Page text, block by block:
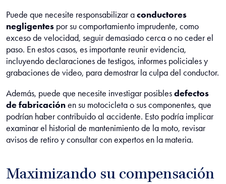
Puede que necesite responsabilizar aconductores
negligentes por su comportamiento imprudente, como
exceso de velocidad, seguir demasiado cerca o no ceder el
paso. En estos casos, es importante reunir evidencia,
incluyendo declaraciones de testigos, informes policiales y
grabaciones de video, para demostrar la culpa del conductor.
Además, puede que necesite investigar posiblesdefectos
de fabricaciónen su motocicleta o sus componentes, que
podrían haber contribuido al accidente. Esto podría implicar
examinar el historial de mantenimiento de la moto, revisar
avisos de retiro y consultar con expertos en la materia.
Maximizando su compensación